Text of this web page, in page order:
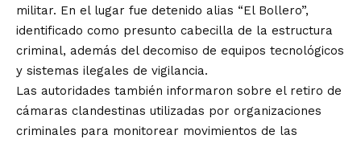
militar. En el lugar fue detenido alias “El Bollero”,
identificado como presunto cabecilla de la estructura
criminal, además del decomiso de equipos tecnológicos
y sistemas ilegales de vigilancia.
Las autoridades también informaron sobre el retiro de
cámaras clandestinas utilizadas por organizaciones
criminales para monitorear movimientos de las